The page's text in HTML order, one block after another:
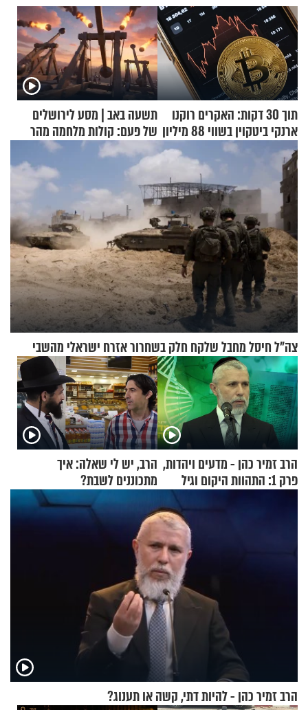
תוך 30 דקות: האקרים רוקנו
ארנקי ביטקוין בשווי 88 מיליון
דולר
תשעה באב | מסע לירושלים
של פעם: קולות מלחמה מהר
הזיתים
צה"ל חיסל מחבל שלקח חלק בשחרור אזרח ישראלי מהשבי
הרב זמיר כהן - מדעים ויהדות,
פרק 1: התהוות היקום וגיל
הרב, יש לי שאלה: איך
מתכוננים לשבת?
הרב זמיר כהן - להיות דתי, קשה או תענוג?